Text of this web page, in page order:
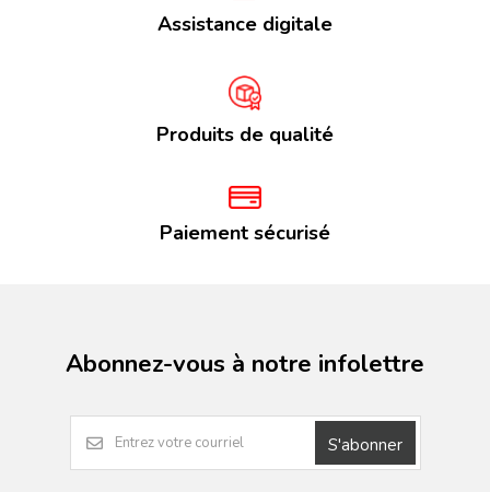
Assistance digitale
Produits de qualité
Paiement sécurisé
Abonnez-vous à notre infolettre
S'abonner